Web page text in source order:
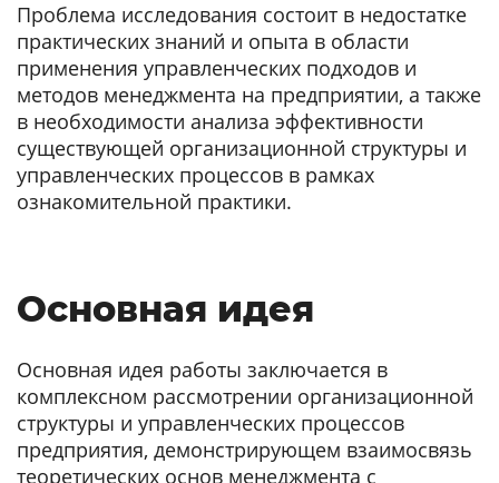
Проблема исследования состоит в недостатке
практических знаний и опыта в области
применения управленческих подходов и
методов менеджмента на предприятии, а также
в необходимости анализа эффективности
существующей организационной структуры и
управленческих процессов в рамках
ознакомительной практики.
Основная идея
Основная идея работы заключается в
комплексном рассмотрении организационной
структуры и управленческих процессов
предприятия, демонстрирующем взаимосвязь
теоретических основ менеджмента с